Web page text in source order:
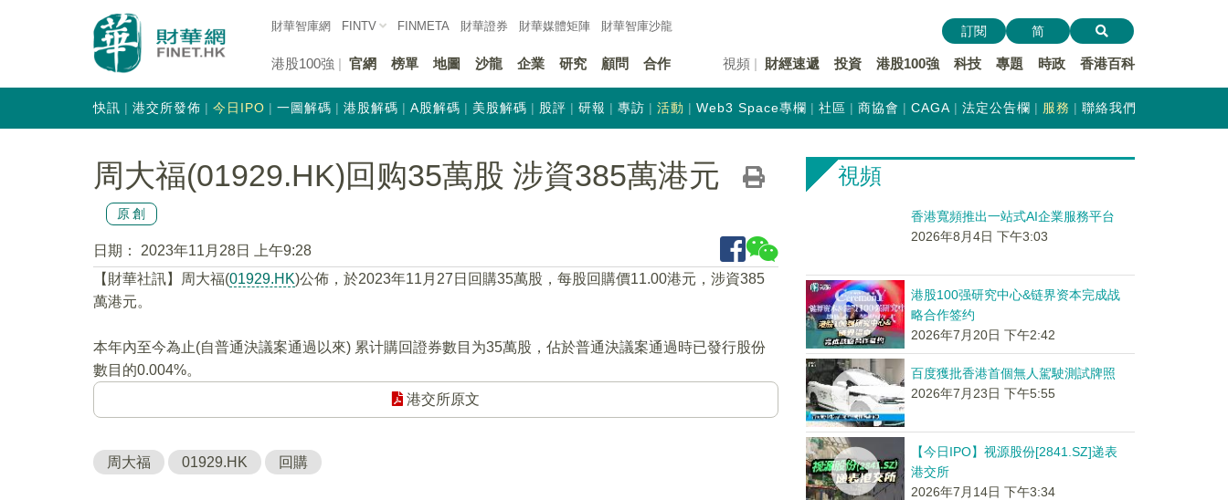
財華智庫網 FINTV FINMETA 財華證券 財華媒體矩陣 財華智庫沙龍
港股100強 官網 榜單 地圖 沙龍 企業 研究 顧問 合作 視頻 財經速遞 投資 港股100強 科技 專題 時政 香港百科
訂閱 简
快訊 港交所發佈 今日IPO 一圖解碼 港股解碼 A股解碼 美股解碼 股評 研報 專訪 活動 Web3 Space專欄 社區 商協會 CAGA 法定公告欄 服務 聯絡我們
周大福(01929.HK)回购35萬股 涉資385萬港元
原創
日期：
2023年11月28日 上午9:28
【財華社訊】周大福(01929.HK)公佈，於2023年11月27日回購35萬股，每股回購價11.00港元，涉資385
萬港元。
本年內至今為止(自普通決議案通過以來) 累计購回證券數目为35萬股，佔於普通決議案通過時已發行股份
數目的0.004%。
港交所原文
周大福 01929.HK 回購
視頻
香港寬頻推出一站式AI企業服務平台
2026年8月4日 下午3:03
港股100强研究中心&链界资本完成战
略合作签约
2026年7月20日 下午2:42
百度獲批香港首個無人駕駛測試牌照
2026年7月23日 下午5:55
【今日IPO】视源股份[2841.SZ]递表
港交所
2026年7月14日 下午3:34